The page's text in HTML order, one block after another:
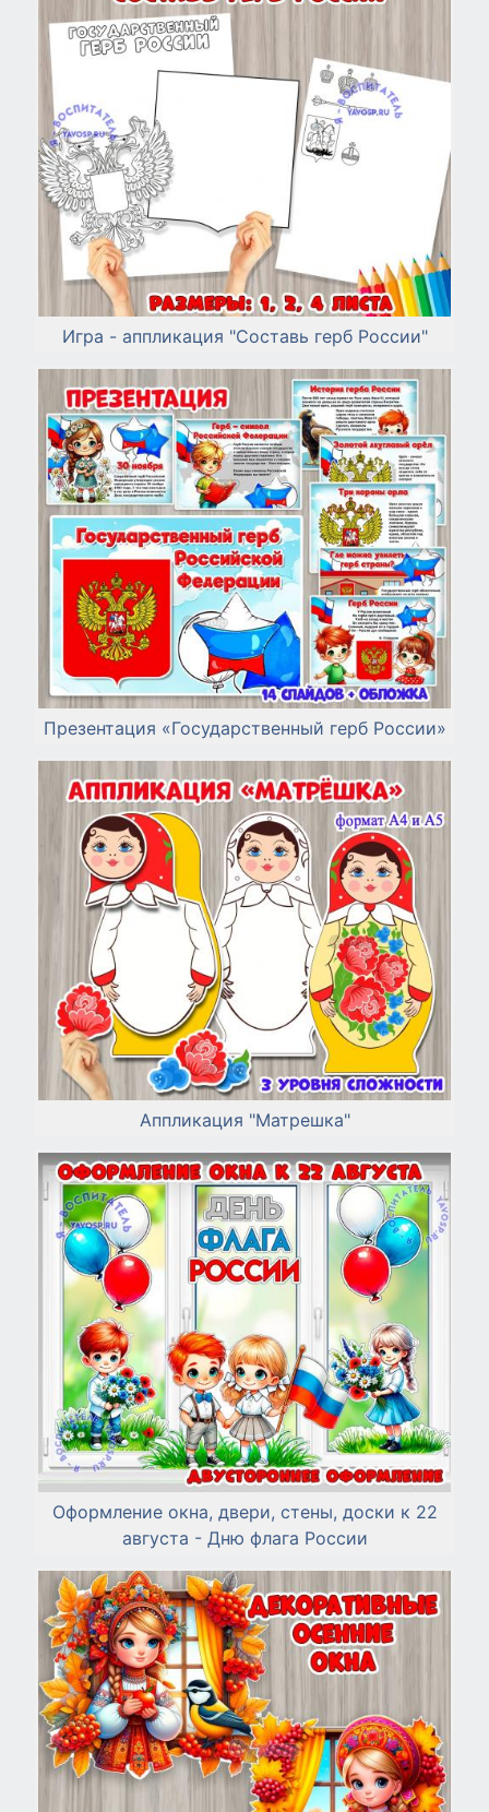
Игра - аппликация "Составь герб России"
Презентация «Государственный герб России»
Аппликация "Матрешка"
Оформление окна, двери, стены, доски к 22
августа - Дню флага России